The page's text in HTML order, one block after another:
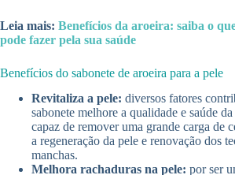
Leia mais: Benefícios da aroeira: saiba o
pode fazer pela sua saúde
Benefícios do sabonete de aroeira para a pele
Revitaliza a pele: diversos fatores
sabonete melhore a qualidade e saúde
capaz de remover uma grande carga de
a regeneração da pele e renovação dos
manchas.
Melhora rachaduras na pele: por ser